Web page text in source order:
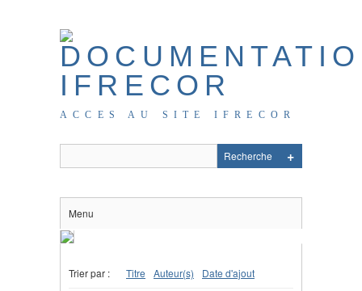
ACCES AU SITE IFRECOR
Menu
Trier par : Titre Auteur(s) Date d'ajout